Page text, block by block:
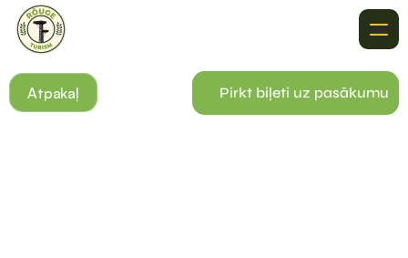
Par Mums
Ieteikumi
Kurpamatier}
Atpakaļ Pirkt biļeti uz pasākumu